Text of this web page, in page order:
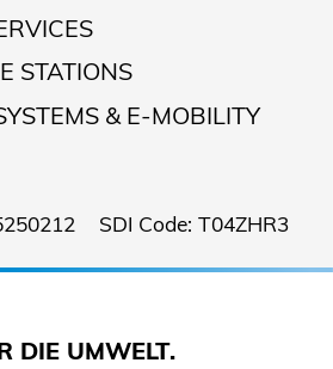
STATIONS
& E-MOBILITY
SDI Code: T04ZHR3
DIE UMWELT.